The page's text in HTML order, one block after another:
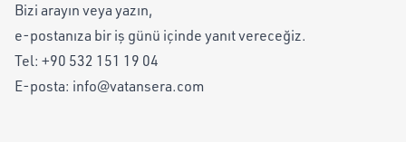
Bizi arayın veya yazın,
e-postanıza bir iş günü içinde yanıt vereceğiz.
Tel: +90 532 151 19 04
E-posta: info@vatansera.com